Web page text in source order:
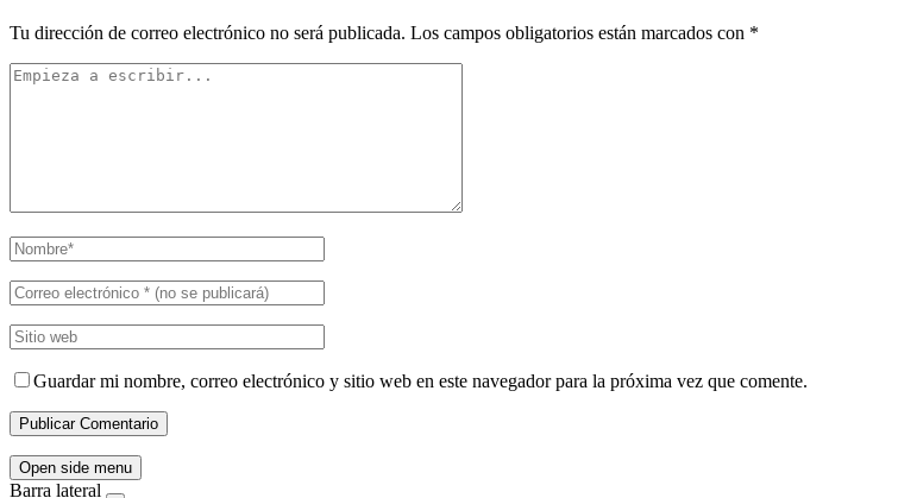
Tu dirección de correo electrónico no será publicada. Los campos obligatorios están marcados con *
Guardar mi nombre, correo electrónico y sitio web en este navegador para la próxima vez que comente.
Open side menu
Barra lateral